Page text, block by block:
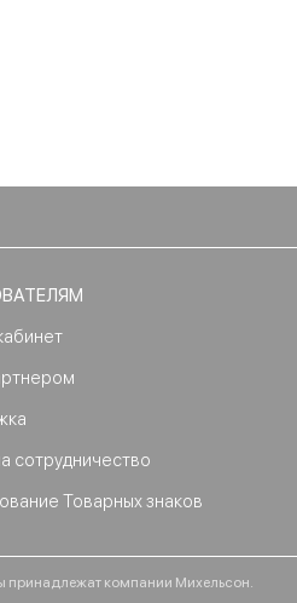
сотрудничество
Товарных знаков
принадлежат компании Михельсон.